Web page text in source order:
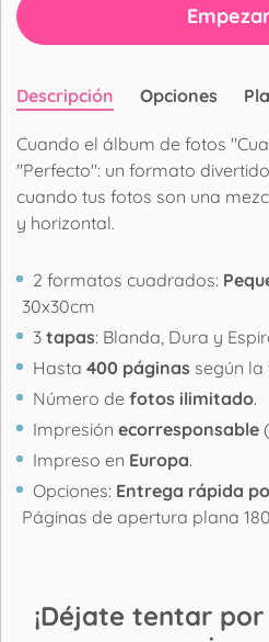
Descripción Opciones
Cuando el álbum de fotos
"Perfecto": un formato
cuando tus fotos son una
y horizontal.
2 formatos cuadrados:
30x30cm
3 tapas: Blanda, Dura y
Hasta 400 páginas según la
Número de fotos ilimitado.
Impresión ecorresponsable
Impreso en Europa.
Opciones: Entrega rápida
Páginas de apertura plana
¡Déjate tentar